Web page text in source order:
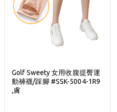
Golf Sweety 女用收腹提臀運
動褲襪/踩腳 #SSK-5004-1R9
,膚